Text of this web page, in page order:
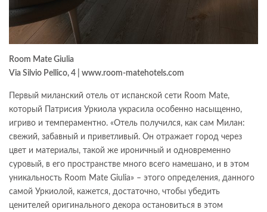
Room Mate Giulia
Via Silvio Pellico, 4 | www.room-matehotels.com
Первый миланский отель от испанской сети Room Mate,
который Патрисия Уркиола украсила особенно насыщенно,
игриво и темпераментно. «Отель получился, как сам Милан:
свежий, забавный и приветливый. Он отражает город через
цвет и материалы, такой же ироничный и одновременно
суровый, в его пространстве много всего намешано, и в этом
уникальность Room Mate Giulia» – этого определения, данного
самой Уркиолой, кажется, достаточно, чтобы убедить
ценителей оригинального декора остановиться в этом